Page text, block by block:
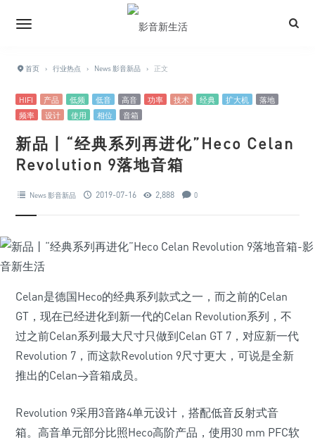
首页 › 行业热点 › News 影音新品 › 正文
HIFI 产品 低频 低音 高音 功率 技术 经典 扩大机
落地
频率
设计 使用 相位 音箱
新品丨“经典系列再进化”Heco Celan
Revolution 9落地音箱
News 影音新品 2019-07-16 2,888 0
Celan是德国Heco的经典系列款式之一，而之前的Celan
GT，现在已经进化到新一代的Celan Revolution系列，不
过之前Celan系列最大尺寸只做到Celan GT 7，对应新一代
Revolution 7，而这款Revolution 9尺寸更大，可说是全新
推出的Celan>音箱成员。
Revolution 9采用3音路4单元设计，搭配低音反射式音
箱。高音单元部分比照Heco高阶产品，使用30 mm PFC软